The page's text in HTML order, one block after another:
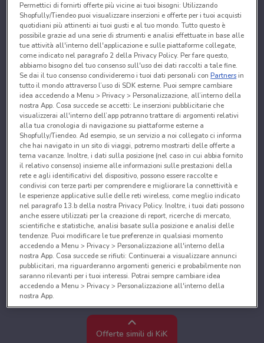
Offerte simili di KiK
Permettici di fornirti offerte più vicine ai tuoi bisogni: Utilizzando
Shopfully/Tiendeo puoi visualizzare inserzioni e offerte per i tuoi acquisti
quotidiani più attinenti ai tuoi gusti e al tuo mondo. Tutto questo è
possibile grazie ad una serie di strumenti e analisi effettuate in base alle
tue attività all'interno dell'applicazione e sulle piattaforme collegate,
come indicato nel paragrafo 2 della Privacy Policy. Per fare questo,
abbiamo bisogno del tuo consenso sull'uso dei dati raccolti a tale fine.
Se dai il tuo consenso condivideremo i tuoi dati personali conPartnersin
tutto il mondo attraverso l’uso di SDK esterne. Puoi sempre cambiare
idea accedendo a Menu > Privacy > Personalizzazione, all’interno della
nostra App. Cosa succede se accetti: Le inserzioni pubblicitarie che
visualizzerai all'interno dell’app potranno trattare di argomenti relativi
alla tua cronologia di navigazione su piattaforme esterne a
Shopfully/Tiendeo. Ad esempio, se un servizio a noi collegato ci informa
che hai navigato in un sito di viaggi, potremo mostrarti delle offerte a
tema vacanze. Inoltre, i dati sulla posizione (nel caso in cui abbia fornito
il relativo consenso) insieme alle informazioni sulle prestazioni della
rete e agli identificativi del dispositivo, possono essere raccolte e
condivisi con terze parti per comprendere e migliorare la connettività e
le esperienze applicative sulle delle reti wireless, come meglio indicato
nel paragrafo 13.b della nostra Privacy Policy. Inoltre, i tuoi dati possono
anche essere utilizzati per la creazione di report, ricerche di mercato,
scientifiche e statistiche, analisi basate sulla posizione e analisi delle
tendenze. Puoi modificare le tue preferenze in qualsiasi momento
accedendo a Menu > Privacy > Personalizzazione all'interno della
nostra App. Cosa succede se rifiuti: Continuerai a visualizzare annunci
pubblicitari, ma riguarderanno argomenti generici e probabilmente non
saranno rilevanti per i tuoi interessi. Potrai sempre cambiare idea
accedendo a Menu > Privacy > Personalizzazione all'interno della
nostra App.
Noi e i nostri partner trattiamo i dati per fornire:
Utilizzare dati di geolocalizzazione precisi. Scansione attiva delle
caratteristiche del dispositivo ai fini dell’identificazione. Archiviare